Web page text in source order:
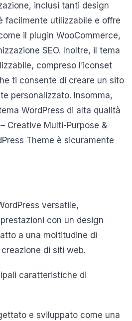
inclusi tanti design
facilmente utilizzabile e offre
il plugin WooCommerce,
SEO. Inoltre, il tema
compreso l’iconset
ti consente di creare un sito
personalizzato. Insomma,
WordPress di alta qualità
Creative Multi-Purpose &
Theme è sicuramente
versatile,
con un design
a una moltitudine di
di siti web.
caratteristiche di
e sviluppato come una